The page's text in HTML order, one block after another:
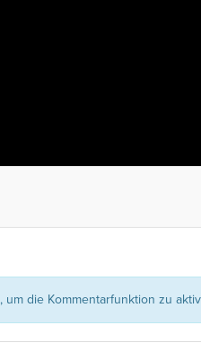
, um die Kommentarfunktion zu